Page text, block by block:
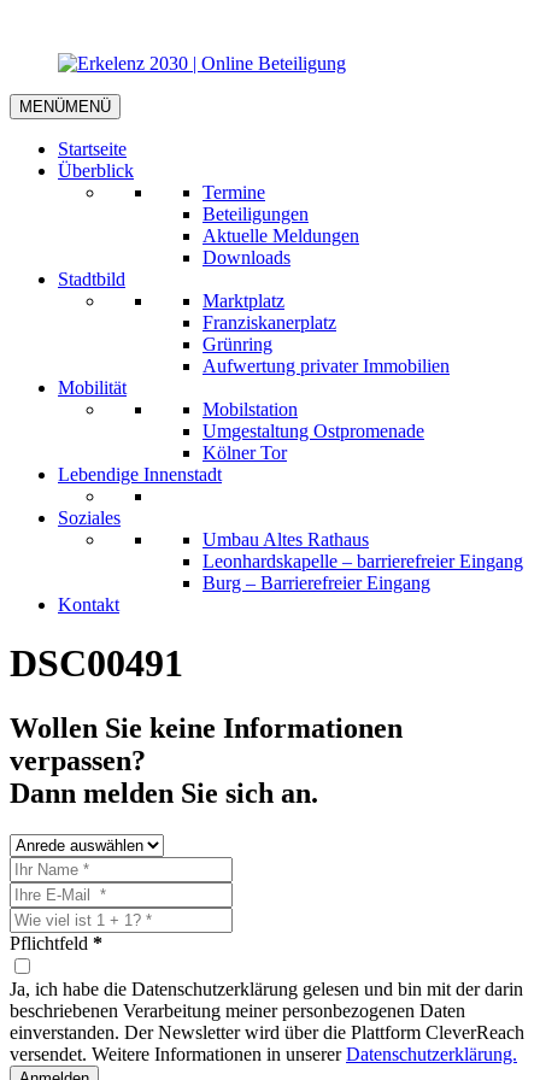
MENÜMENÜ
Startseite
Überblick
Termine
Beteiligungen
Aktuelle Meldungen
Downloads
Stadtbild
Marktplatz
Franziskanerplatz
Grünring
Aufwertung privater Immobilien
Mobilität
Mobilstation
Umgestaltung Ostpromenade
Kölner Tor
Lebendige Innenstadt
Soziales
Umbau Altes Rathaus
Leonhardskapelle – barrierefreier Eingang
Burg – Barrierefreier Eingang
Kontakt
DSC00491
Wollen Sie keine Informationen
verpassen?
Dann melden Sie sich an.
Pflichtfeld *
Ja, ich habe die Datenschutzerklärung gelesen und bin mit der darin
beschriebenen Verarbeitung meiner personbezogenen Daten
einverstanden. Der Newsletter wird über die Plattform CleverReach
versendet. Weitere Informationen in unsererDatenschutzerklärung.